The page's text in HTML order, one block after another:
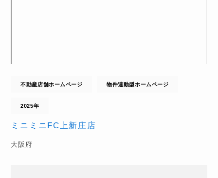
不動産店舗ホームページ 物件連動型ホームページ
2025年
ミニミニFC上新庄店
大阪府